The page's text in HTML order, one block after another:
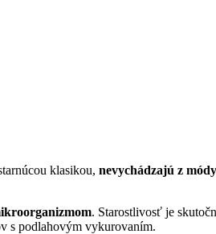
klasikou, nevychádzajú z módy
. Starostlivosť je
s podlahovým vykurovaním.